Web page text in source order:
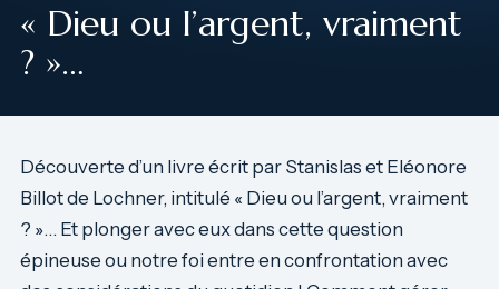
« Dieu ou l’argent, vraiment
? »…
Découverte d’un livre écrit par Stanislas et Eléonore
Billot de Lochner, intitulé « Dieu ou l’argent, vraiment
? »… Et plonger avec eux dans cette question
épineuse ou notre foi entre en confrontation avec